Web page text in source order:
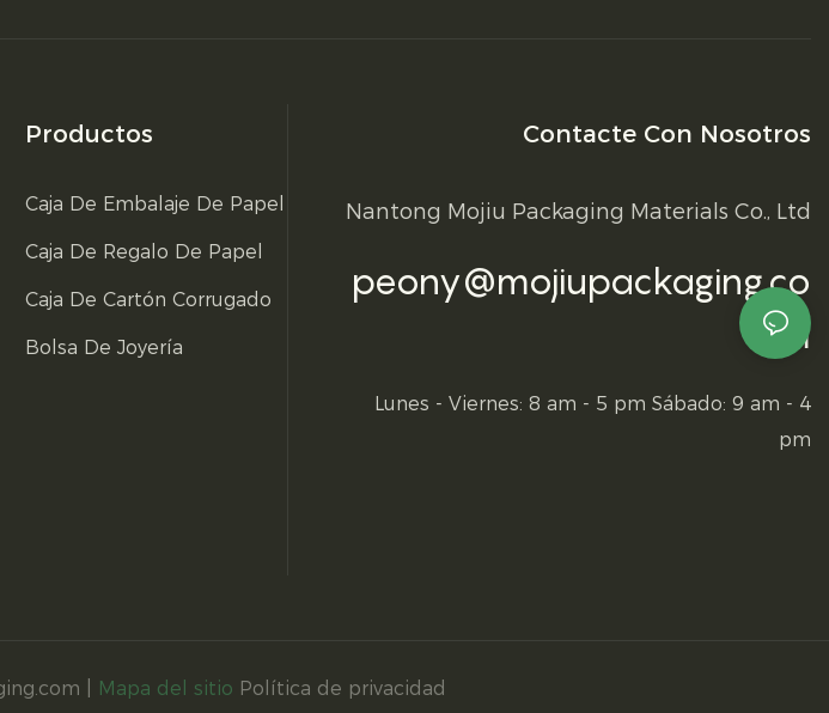
Productos
Caja De Embalaje De Papel
Caja De Regalo De Papel
Caja De Cartón Corrugado
Bolsa De Joyería
Contacte Con Nosotros
Nantong Mojiu Packaging Materials Co., Ltd
peony@mojiupackaging.co
m
Lunes - Viernes: 8 am - 5 pm Sábado: 9 am - 4
pm
| Mapa del sitio Política de privacidad